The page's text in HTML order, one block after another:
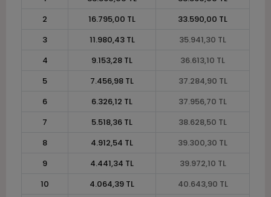
2
16.795,00 TL
33.590,00 TL
3
11.980,43 TL
35.941,30 TL
4
9.153,28 TL
36.613,10 TL
5
7.456,98 TL
37.284,90 TL
6
6.326,12 TL
37.956,70 TL
7
5.518,36 TL
38.628,50 TL
8
4.912,54 TL
39.300,30 TL
9
4.441,34 TL
39.972,10 TL
10
4.064,39 TL
40.643,90 TL